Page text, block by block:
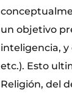
un objetivo
inteligencia, y
etc.). Esto
Religión, del